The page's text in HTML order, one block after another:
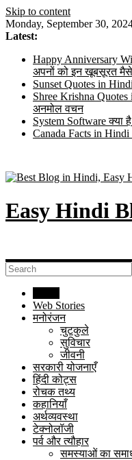
Skip to content
Monday, September 30,
Latest:
Happy Anniversary
अपनों को इन खूबसूरत
Sunset Quotes in
Shree Krishna Quotes
अनमोल वचन
System Software क्या
Canada Facts in
Easy Hindi
Web Stories
मनोरंजन
चुटकुले
सुविचार
जीवनी
सरकारी योजनाएँ
हिंदी कोट्स
रोचक तथ्य
कहानियाँ
अर्थव्यवस्था
टेक्नोलॉजी
पर्व और त्यौहार
समस्याओं का